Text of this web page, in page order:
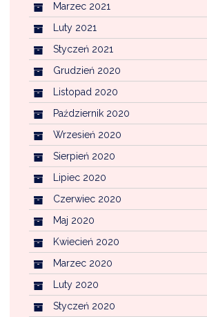
Marzec 2021
Luty 2021
Styczeń 2021
Grudzień 2020
Listopad 2020
Październik 2020
Wrzesień 2020
Sierpień 2020
Lipiec 2020
Czerwiec 2020
Maj 2020
Kwiecień 2020
Marzec 2020
Luty 2020
Styczeń 2020